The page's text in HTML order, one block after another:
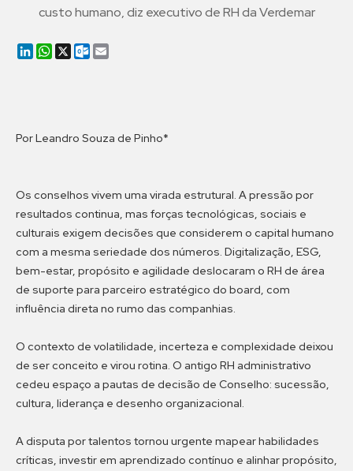
custo humano, diz executivo de RH da Verdemar
LinkedIn
WhatsApp
X Outlook.com
Por Leandro Souza de Pinho*
Os conselhos vivem uma virada estrutural. A pressão por
resultados continua, mas forças tecnológicas, sociais e
culturais exigem decisões que considerem o capital humano
com a mesma seriedade dos números. Digitalização, ESG,
bem-estar, propósito e agilidade deslocaram o RH de área
de suporte para parceiro estratégico do board, com
influência direta no rumo das companhias.
O contexto de volatilidade, incerteza e complexidade deixou
de ser conceito e virou rotina. O antigo RH administrativo
cedeu espaço a pautas de decisão de Conselho: sucessão,
cultura, liderança e desenho organizacional.
A disputa por talentos tornou urgente mapear habilidades
críticas, investir em aprendizado contínuo e alinhar propósito,